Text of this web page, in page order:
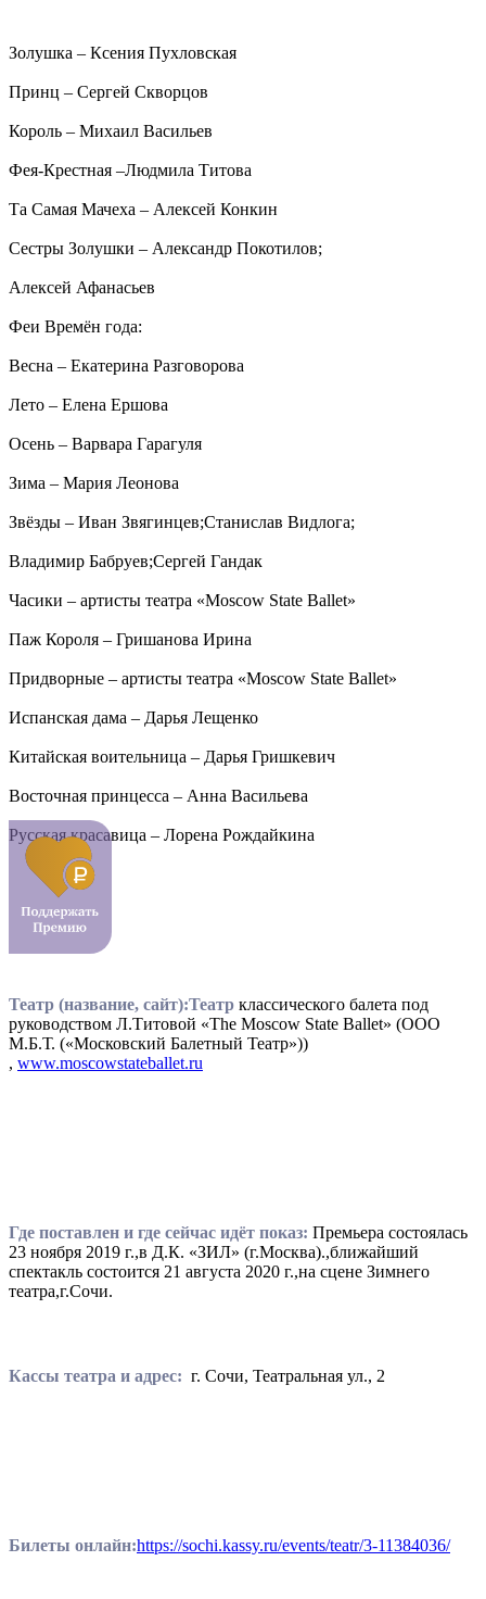
Золушка – Ксения Пухловская
Принц – Сергей Скворцов
Король – Михаил Васильев
Фея-Крестная –Людмила Титова
Та Самая Мачеха – Алексей Конкин
Сестры Золушки – Александр Покотилов;
Алексей Афанасьев
Феи Времён года:
Весна – Екатерина Разговорова
Лето – Елена Ершова
Осень – Варвара Гарагуля
Зима – Мария Леонова
Звёзды – Иван Звягинцев;Станислав Видлога;
Владимир Бабруев;Сергей Гандак
Часики – артисты театра «Moscow State Ballet»
Паж Короля – Гришанова Ирина
Придворные – артисты театра «Moscow State Ballet»
Испанская дама – Дарья Лещенко
Китайская воительница – Дарья Гришкевич
Восточная принцесса – Анна Васильева
Русская красавица – Лорена Рождайкина
Театр (название, сайт):Театр классического балета под
руководством Л.Титовой «The Moscow State Ballet» (ООО
М.Б.Т. («Московский Балетный Театр»))
, www.moscowstateballet.ru
Где поставлен и где сейчас идёт показ: Премьера состоялась
23 ноября 2019 г.,в Д.К. «ЗИЛ» (г.Москва).,ближайший
спектакль состоится 21 августа 2020 г.,на сцене Зимнего
театра,г.Сочи.
Кассы театра и адрес: г. Сочи, Театральная ул., 2
Билеты онлайн:https://sochi.kassy.ru/events/teatr/3-11384036/